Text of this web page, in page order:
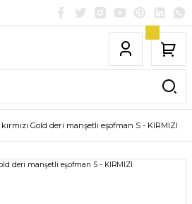
Gold deri manşetli eşofman S - KIRMIZI